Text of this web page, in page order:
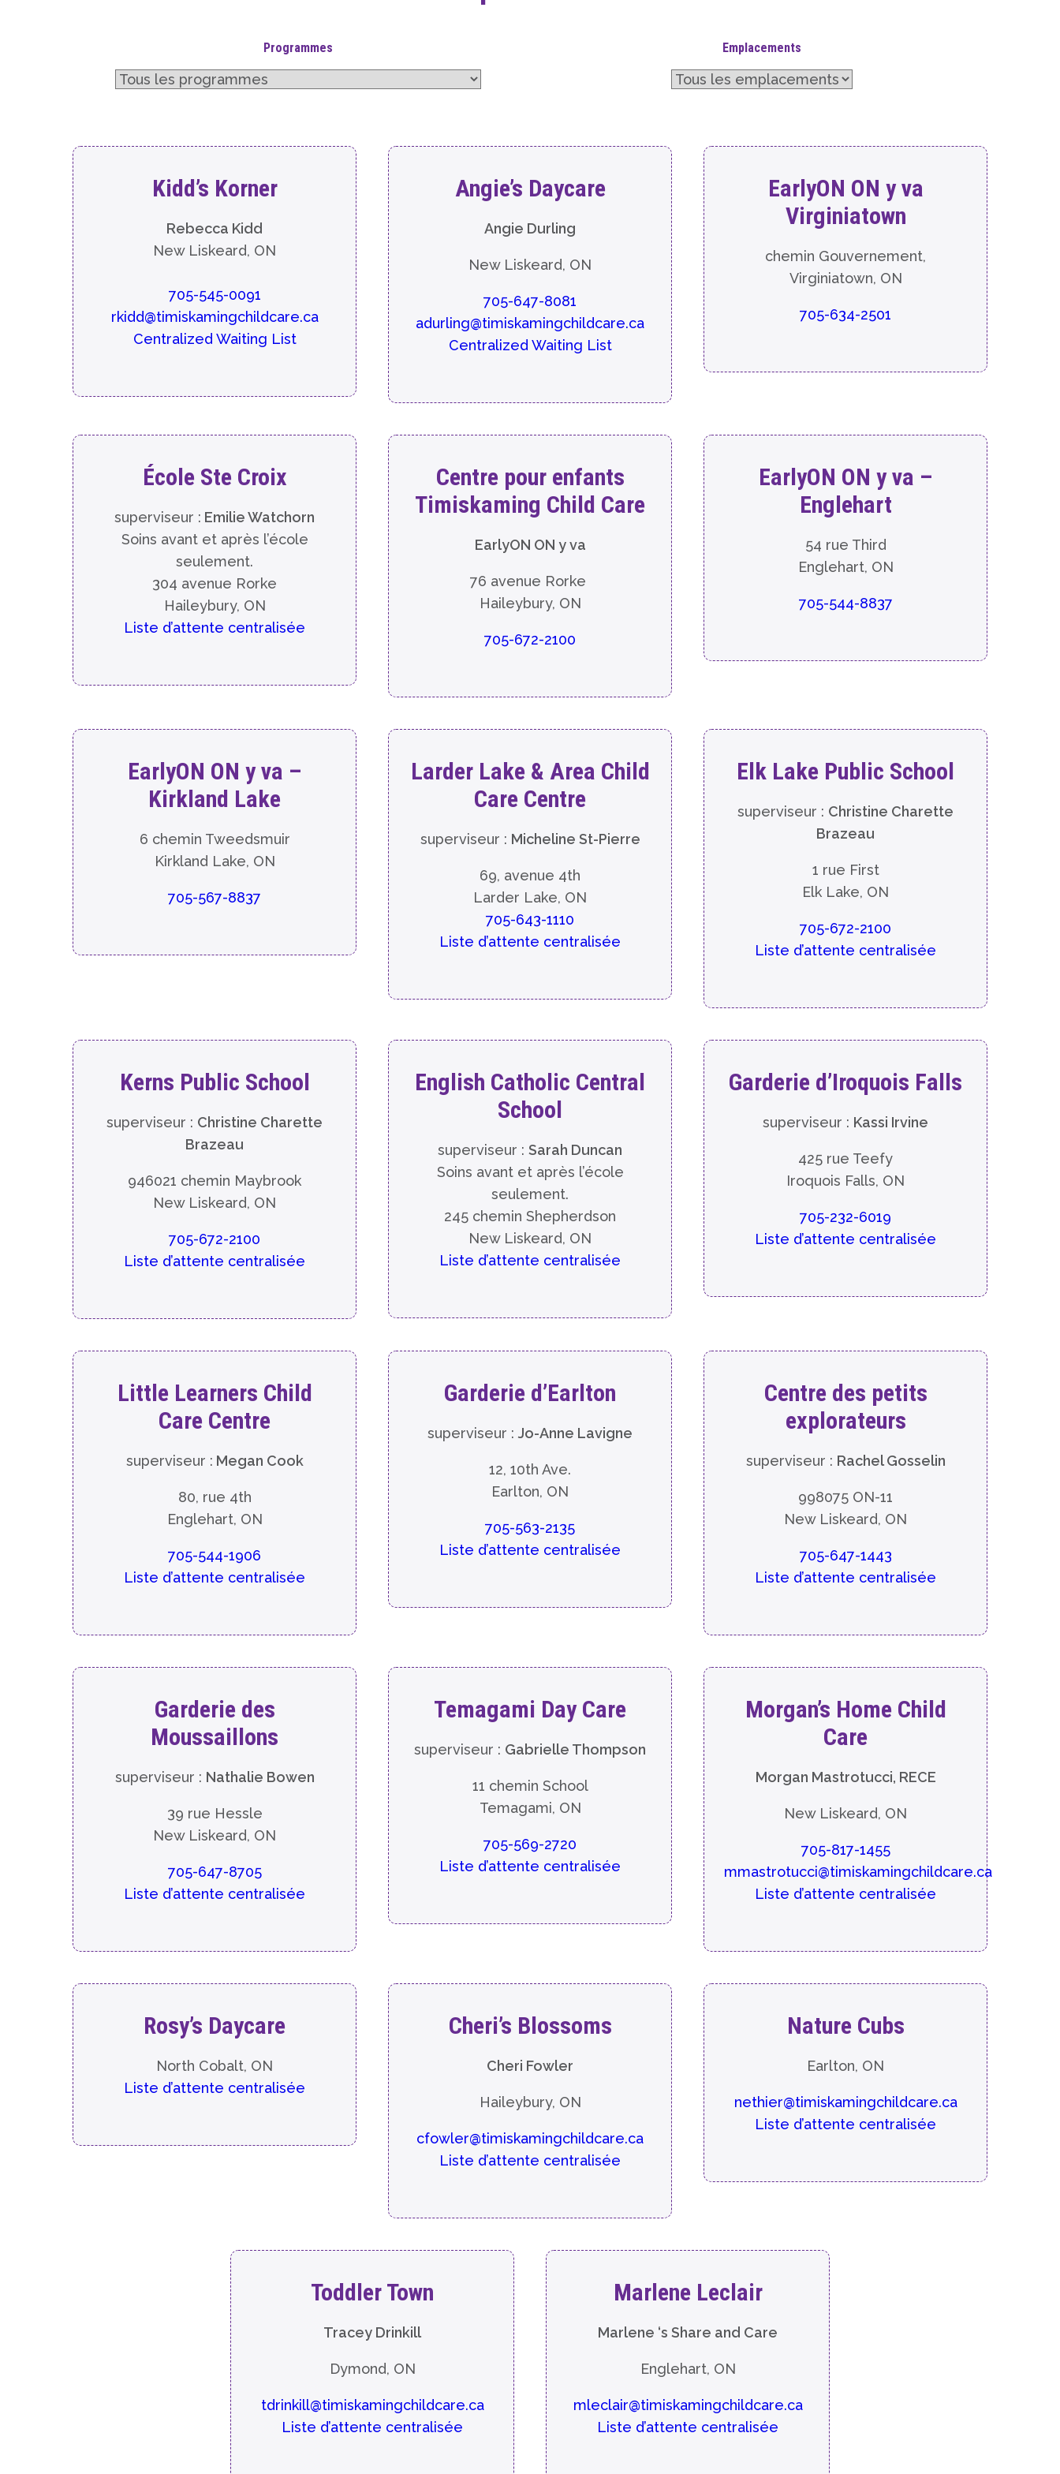
Programmes Emplacements
Kidd’s Korner
Rebecca Kidd
New Liskeard, ON
705-545-0091
rkidd@timiskamingchildcare.ca
Centralized Waiting List
Angie’s Daycare
Angie Durling
New Liskeard, ON
705-647-8081
adurling@timiskamingchildcare.ca
Centralized Waiting List
EarlyON ON y va
Virginiatown
chemin Gouvernement,
Virginiatown, ON
705-634-2501
École Ste Croix
superviseur : Emilie Watchorn
Soins avant et après l’école
seulement.
304 avenue Rorke
Haileybury, ON
Liste d’attente centralisée
Centre pour enfants
Timiskaming Child Care
EarlyON ON y va
76 avenue Rorke
Haileybury, ON
705-672-2100
EarlyON ON y va –
Englehart
54 rue Third
Englehart, ON
705-544-8837
EarlyON ON y va –
Kirkland Lake
6 chemin Tweedsmuir
Kirkland Lake, ON
705-567-8837
Larder Lake & Area Child
Care Centre
superviseur : Micheline St-Pierre
69, avenue 4th
Larder Lake, ON
705-643-1110
Liste d’attente centralisée
Elk Lake Public School
superviseur : Christine Charette
Brazeau
1 rue First
Elk Lake, ON
705-672-2100
Liste d’attente centralisée
Kerns Public School
superviseur : Christine Charette
Brazeau
946021 chemin Maybrook
New Liskeard, ON
705-672-2100
Liste d’attente centralisée
English Catholic Central
School
superviseur : Sarah Duncan
Soins avant et après l’école
seulement.
245 chemin Shepherdson
New Liskeard, ON
Liste d’attente centralisée
Garderie d’Iroquois Falls
superviseur : Kassi Irvine
425 rue Teefy
Iroquois Falls, ON
705-232-6019
Liste d’attente centralisée
Little Learners Child
Care Centre
superviseur : Megan Cook
80, rue 4th
Englehart, ON
705-544-1906
Liste d’attente centralisée
Garderie d’Earlton
superviseur : Jo-Anne Lavigne
12, 10th Ave.
Earlton, ON
705-563-2135
Liste d’attente centralisée
Centre des petits
explorateurs
superviseur : Rachel Gosselin
998075 ON-11
New Liskeard, ON
705-647-1443
Liste d’attente centralisée
Garderie des
Moussaillons
superviseur : Nathalie Bowen
39 rue Hessle
New Liskeard, ON
705-647-8705
Liste d’attente centralisée
Temagami Day Care
superviseur : Gabrielle Thompson
11 chemin School
Temagami, ON
705-569-2720
Liste d’attente centralisée
Morgan’s Home Child
Care
Morgan Mastrotucci, RECE
New Liskeard, ON
705-817-1455
mmastrotucci@timiskamingchildcare.ca
Liste d’attente centralisée
Rosy’s Daycare
North Cobalt, ON
Liste d’attente centralisée
Cheri’s Blossoms
Cheri Fowler
Haileybury, ON
cfowler@timiskamingchildcare.ca
Liste d’attente centralisée
Nature Cubs
Earlton, ON
nethier@timiskamingchildcare.ca
Liste d’attente centralisée
Toddler Town
Tracey Drinkill
Dymond, ON
tdrinkill@timiskamingchildcare.ca
Liste d’attente centralisée
Marlene Leclair
Marlene ‘s Share and Care
Englehart, ON
mleclair@timiskamingchildcare.ca
Liste d’attente centralisée